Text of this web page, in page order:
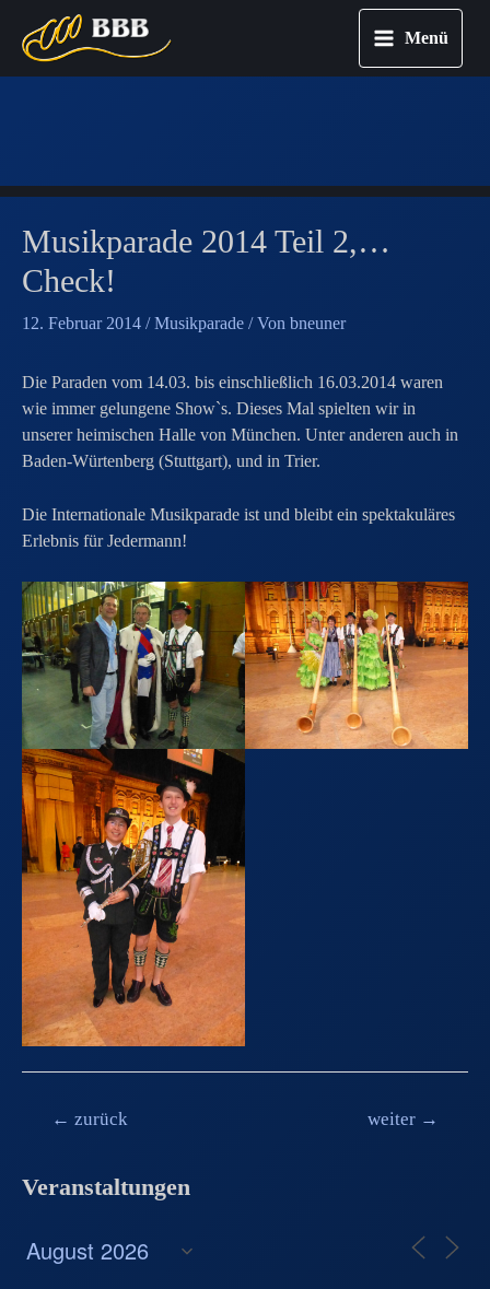
Main
Menü
Musikparade 2014 Teil 2,…
Check!
12. Februar 2014 /Musikparade / Von bneuner
Die Paraden vom 14.03. bis einschließlich 16.03.2014 waren
wie immer gelungene Show`s. Dieses Mal spielten wir in
unserer heimischen Halle von München. Unter anderen auch in
Baden-Würtenberg (Stuttgart), und in Trier.
Die Internationale Musikparade ist und bleibt ein spektakuläres
Erlebnis für Jedermann!
Beitragsnavigation
← zurück weiter →
Veranstaltungen